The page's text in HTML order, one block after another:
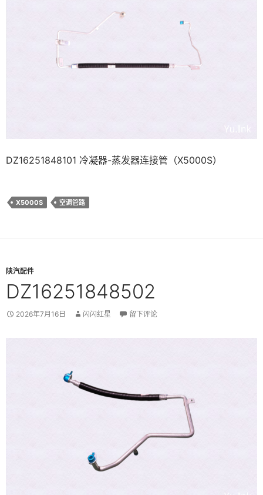
DZ16251848101 冷凝器-蒸发器连接管（X5000S）
X5000S 空调管路
陕汽配件
DZ16251848502
2026年7月16日 闪闪红星 留下评论